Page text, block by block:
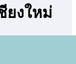
ยงใหม่